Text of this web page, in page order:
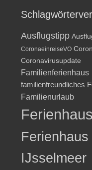
Ausflugstipp
CoronaeinreiseVO
Coronavirusupdate
Familienferienhaus
familienfreundliches
Familienurlaub
Ferienhaus
Ferienhaus
IJsselmeer